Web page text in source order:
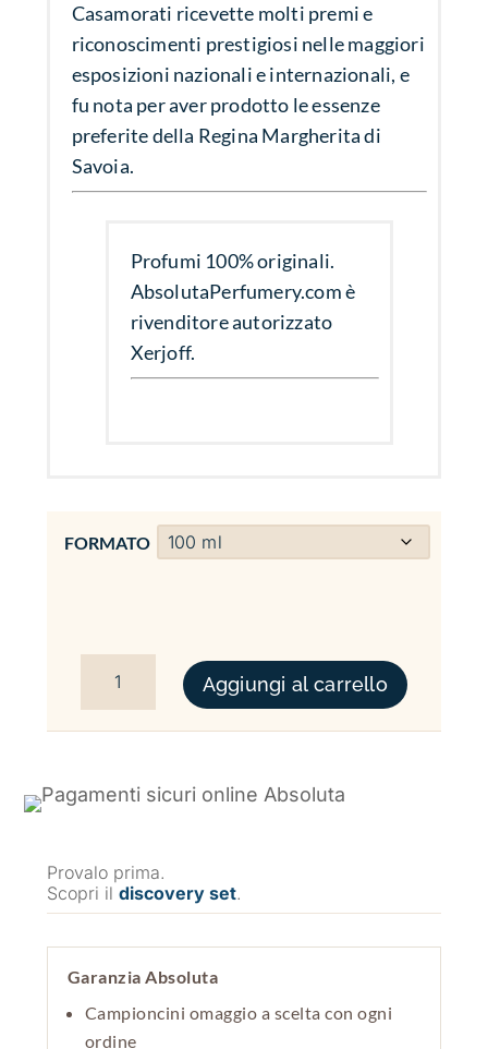
Casamorati ricevette molti premi e
riconoscimenti prestigiosi nelle maggiori
esposizioni nazionali e internazionali, e
fu nota per aver prodotto le essenze
preferite della Regina Margherita di
Savoia.
Profumi 100% originali.
AbsolutaPerfumery.com è
rivenditore autorizzato
Xerjoff.
FORMATO
TEMPIO D'ACQUA CASAMORATI QUANTITÀ
Aggiungi al carrello
Provalo prima.
Scopri il discovery set.
Garanzia Absoluta
Campioncini omaggio a scelta con ogni
ordine